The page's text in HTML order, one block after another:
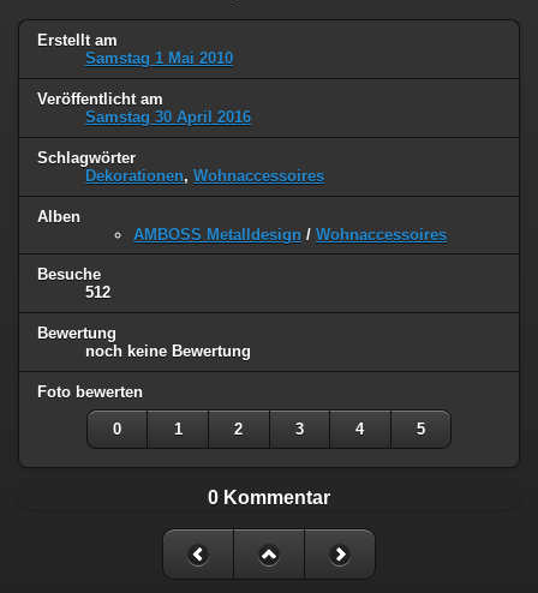
Erstellt am
Samstag 1 Mai 2010
Veröffentlicht am
Samstag 30 April 2016
Schlagwörter
Dekorationen, Wohnaccessoires
Alben
AMBOSS Metalldesign / Wohnaccessoires
Besuche
512
Bewertung
noch keine Bewertung
Foto bewerten
0 1 2 3 4 5
0 Kommentar